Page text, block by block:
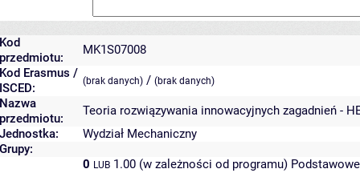
Kod
przedmiotu:
MK1S07008
Kod Erasmus /
ISCED:
(brak danych) / (brak danych)
Nazwa
przedmiotu:
Teoria rozwiązywania innowacyjnych zagadnień -
Jednostka:
Wydział Mechaniczny
Grupy:
0 LUB 1.00 (w zależności od programu)